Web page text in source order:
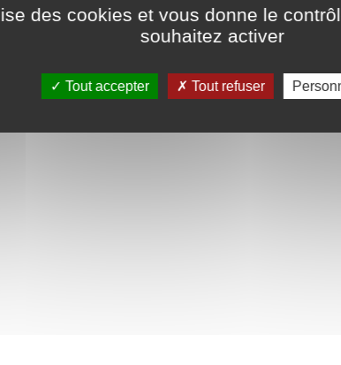
des cookies et vous donne le
souhaitez activer
Tout accepter Tout refuser